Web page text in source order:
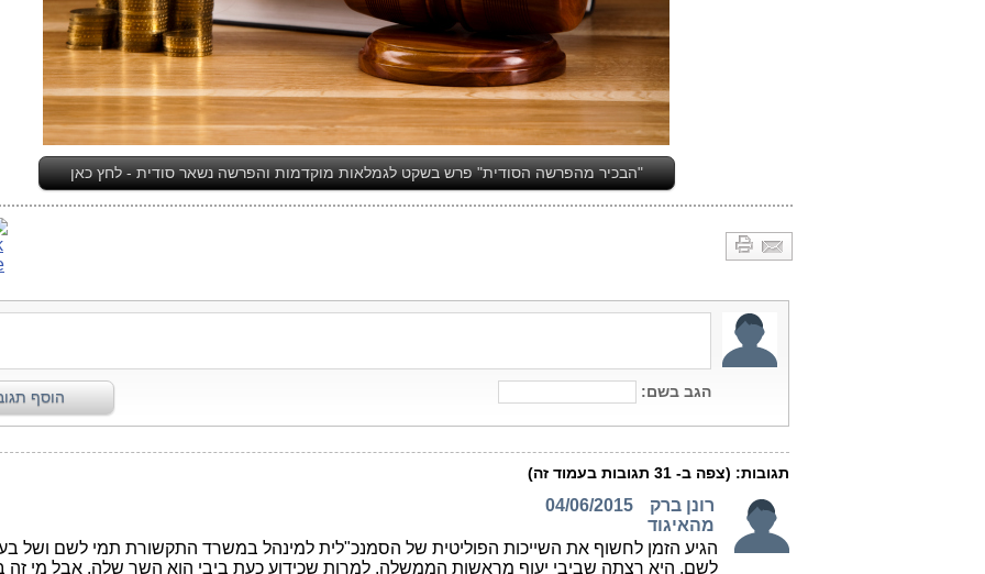
"הבכיר מהפרשה הסודית" פרש בשקט לגמלאות מוקדמות והפרשה נשאר סודית - לחץ כאן